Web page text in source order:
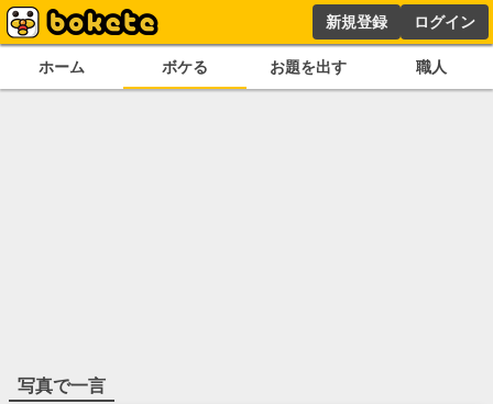
新規登録 ログイン
ホーム ボケる お題を出す 職人
写真で一言